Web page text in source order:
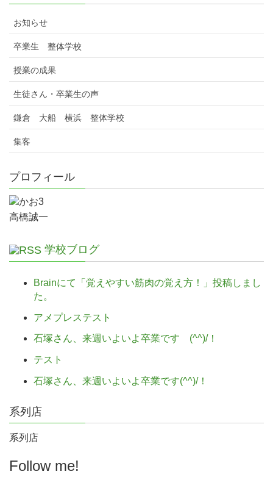
お知らせ
卒業生 整体学校
授業の成果
生徒さん・卒業生の声
鎌倉 大船 横浜 整体学校
集客
プロフィール
高橋誠一
学校ブログ
Brainにて「覚えやすい筋肉の覚え方！」投稿しまし
た。
アメプレステスト
石塚さん、来週いよいよ卒業です (^^)/！
テスト
石塚さん、来週いよいよ卒業です(^^)/！
系列店
系列店
Follow me!